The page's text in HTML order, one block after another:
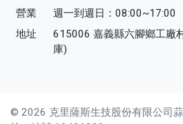
營業
週一到週日：08:00~17:00
地址
615006 嘉義縣六腳鄉工廠
庫)
© 2026 克里薩斯生技股份有限公司